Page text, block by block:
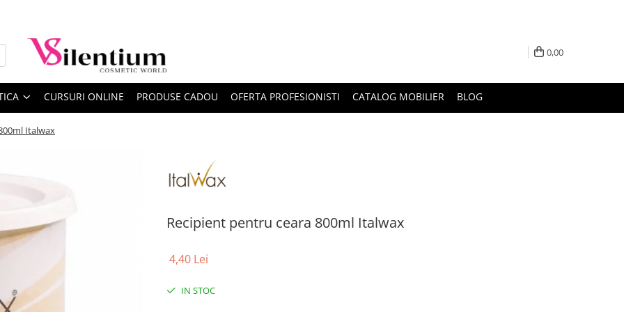
0,00
CURSURI ONLINE PRODUSE CADOU OFERTA PROFESIONISTI CATALOG MOBILIER BLOG
Italwax
Recipient pentru ceara 800ml Italwax
4,40 Lei
IN STOC